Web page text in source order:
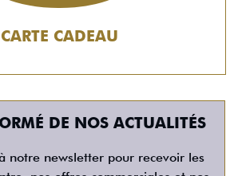
CARTE CADEAU
DE NOS ACTUALITÉS
notre newsletter pour recevoir les